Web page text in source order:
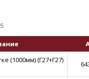
(1000мм) (Г27+Г27)